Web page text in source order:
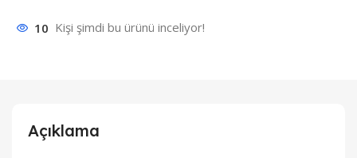
10 Kişi şimdi bu ürünü inceliyor!
Açıklama